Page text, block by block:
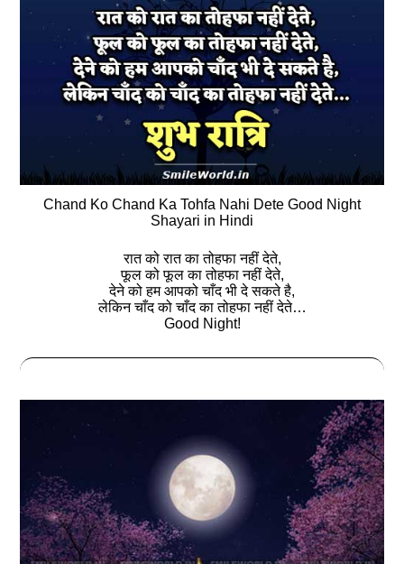
Chand Ko Chand Ka Tohfa Nahi Dete Good Night
Shayari in Hindi
रात को रात का तोहफा नहीं देते,
फूल को फूल का तोहफा नहीं देते,
देने को हम आपको चाँद भी दे सकते है,
लेकिन चाँद को चाँद का तोहफा नहीं देते…
Good Night!